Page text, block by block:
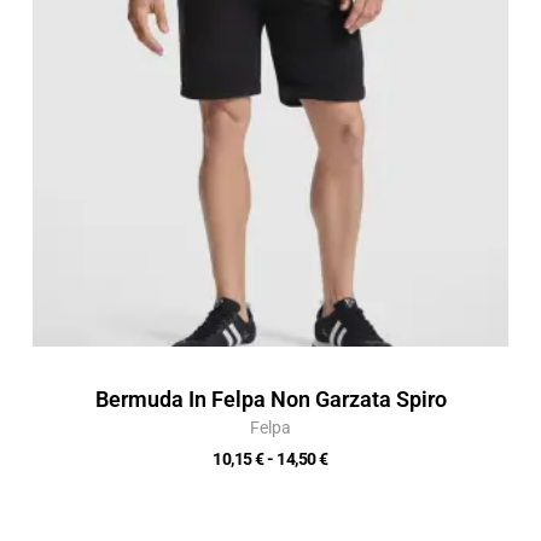
Bermuda In Felpa Non Garzata Spiro
Felpa
10,15€- 14,50€
14,50 €